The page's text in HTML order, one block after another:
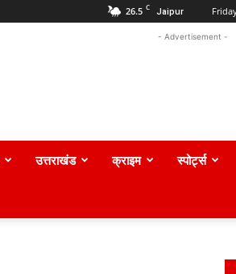
26.5 C Jaipur
- Advertisement -
उत्तराखंड क्राइम स्पोर्ट्स